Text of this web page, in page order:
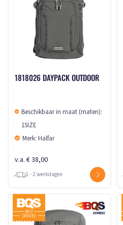
1818026 DAYPACK OUTDOOR
Beschikbaar in maat (maten):
1SIZE
Merk: Halfar
v.a. € 38,00
1 - 2 werkdagen